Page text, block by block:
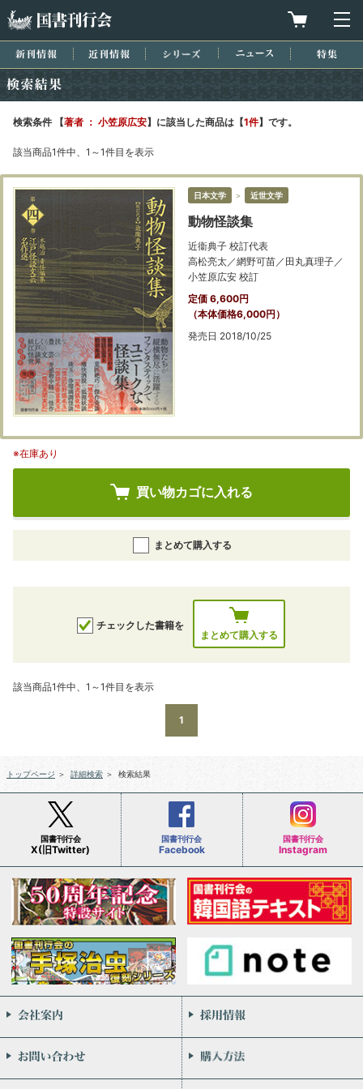
買物カゴを
新刊情報 近刊情報 シリーズ ニュース
検索条件 【著者 ： 小笠原広安】に該当した商品は【1件】です。
該当商品1件中、1～1件目を表示
日本文学 ＞ 近世文学
動物怪談集
近衞典子 校訂代表
高松亮太／網野可苗／田丸真理子／
小笠原広安 校訂
定価 6,600円
（本体価格6,000円）
発売日 2018/10/25
※在庫あり
買い物カゴに入れる
まとめて購入する
チェックした書籍を
まとめて購入する
該当商品1件中、1～1件目を表示
1
トップページ ＞ 詳細検索 ＞ 検索結果
国書刊行会
X(旧Twitter)
国書刊行会
Facebook
国書刊行会
Instagram
会社案内
お問い合わせ